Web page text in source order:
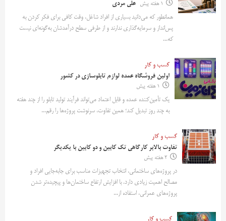
1 هفته پیش
علی مردی
همانطور که می‌دانید بسیاری از افراد شاغل، وقت کافی برای فکر کردن به
پس‌انداز و سرمایه‌گذاری ندارند و از طرفی سطح درآمدشان به‌گونه‌ای نیست
که...
کسب و کار
اولین فروشگاه عمده لوازم تابلوسازی در کشور
1 هفته پیش
یک تأمین‌کننده عمده و قابل اعتماد می‌تواند فرآیند تولید تابلو را از چند هفته
به چند روز تبدیل کند؛ همین تفاوت، سرنوشت پروژه‌ها را رقم...
کسب و کار
تفاوت بالابر کارگاهی تک کابین و دو کابین با یکدیگر
2 هفته پیش
در پروژه‌های ساختمانی، انتخاب تجهیزات مناسب برای جابه‌جایی افراد و
مصالح اهمیت زیادی دارد. با افزایش ارتفاع ساختمان‌ها و پیچیده‌تر شدن
پروژه‌های عمرانی، استفاده از...
کسب و کار